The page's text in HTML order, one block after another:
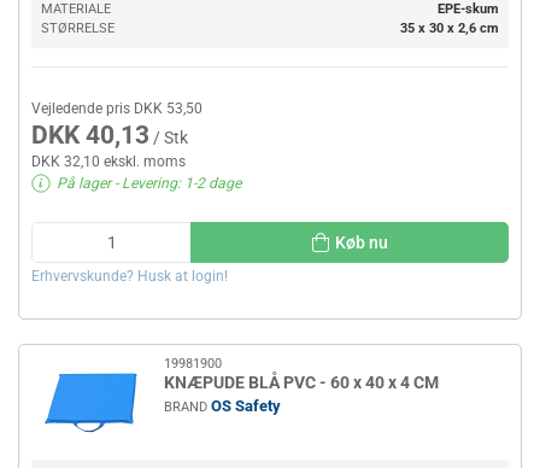
MATERIALE
EPE-skum
STØRRELSE
35 x 30 x 2,6 cm
Vejledende pris DKK 53,50
DKK 40,13 / Stk
DKK 32,10 ekskl. moms
På lager- Levering: 1-2 dage
Køb nu
Erhvervskunde? Husk at login!
19981900
KNÆPUDE BLÅ PVC - 60 x 40 x 4 CM
BRAND OS Safety